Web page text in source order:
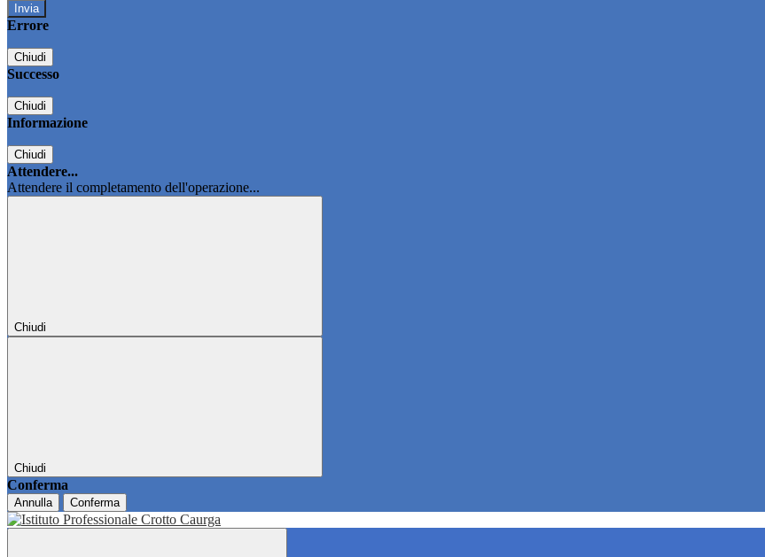
Errore
Chiudi
Successo
Chiudi
Informazione
Chiudi
Attendere...
Attendere il completamento dell'operazione...
Chiudi
Chiudi
Conferma
Annulla Conferma